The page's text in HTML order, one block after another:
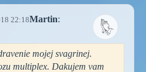
22:18Martin:
mojej svagrinej.
multiplex. Dakujem vam